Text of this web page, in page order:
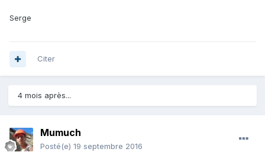
Serge
Citer
4 mois après...
Mumuch
Posté(e) 19 septembre 2016